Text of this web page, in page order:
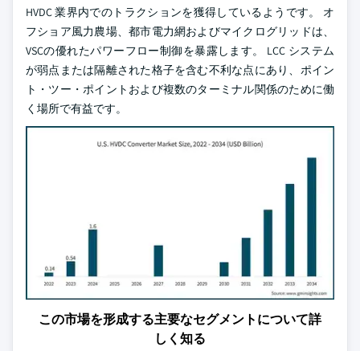
HVDC 業界内でのトラクションを獲得しているようです。 オ
フショア風力農場、都市電力網およびマイクログリッドは、
VSCの優れたパワーフロー制御を暴露します。 LCC システム
が弱点または隔離された格子を含む不利な点にあり、ポイン
ト・ツー・ポイントおよび複数のターミナル関係のために働
く場所で有益です。
この市場を形成する主要なセグメントについて詳
しく知る